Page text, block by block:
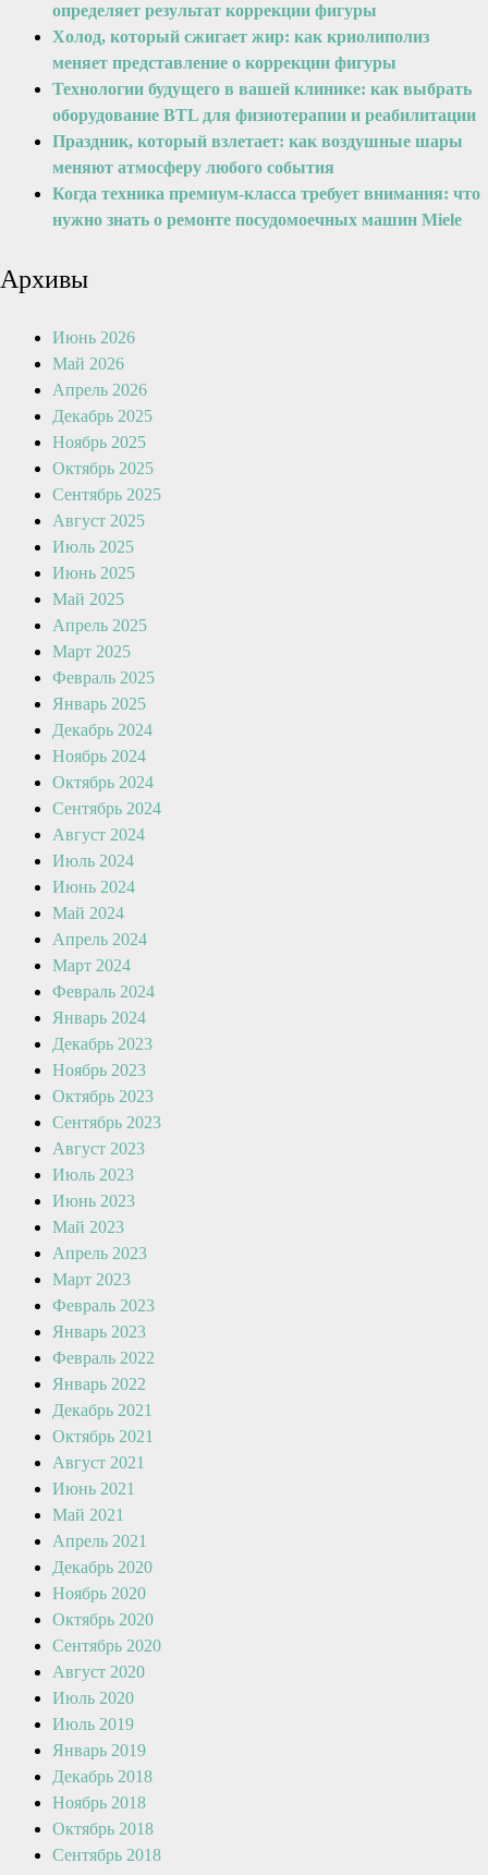
определяет результат коррекции фигуры
Холод, который сжигает жир: как криолиполиз
меняет представление о коррекции фигуры
Технологии будущего в вашей клинике: как выбрать
оборудование BTL для физиотерапии и реабилитации
Праздник, который взлетает: как воздушные шары
меняют атмосферу любого события
Когда техника премиум-класса требует внимания: что
нужно знать о ремонте посудомоечных машин Miele
Архивы
Июнь 2026
Май 2026
Апрель 2026
Декабрь 2025
Ноябрь 2025
Октябрь 2025
Сентябрь 2025
Август 2025
Июль 2025
Июнь 2025
Май 2025
Апрель 2025
Март 2025
Февраль 2025
Январь 2025
Декабрь 2024
Ноябрь 2024
Октябрь 2024
Сентябрь 2024
Август 2024
Июль 2024
Июнь 2024
Май 2024
Апрель 2024
Март 2024
Февраль 2024
Январь 2024
Декабрь 2023
Ноябрь 2023
Октябрь 2023
Сентябрь 2023
Август 2023
Июль 2023
Июнь 2023
Май 2023
Апрель 2023
Март 2023
Февраль 2023
Январь 2023
Февраль 2022
Январь 2022
Декабрь 2021
Октябрь 2021
Август 2021
Июнь 2021
Май 2021
Апрель 2021
Декабрь 2020
Ноябрь 2020
Октябрь 2020
Сентябрь 2020
Август 2020
Июль 2020
Июль 2019
Январь 2019
Декабрь 2018
Ноябрь 2018
Октябрь 2018
Сентябрь 2018